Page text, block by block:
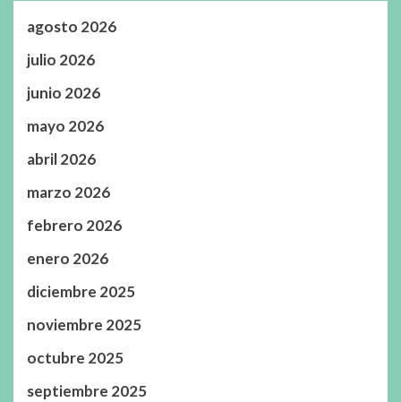
agosto 2026
julio 2026
junio 2026
mayo 2026
abril 2026
marzo 2026
febrero 2026
enero 2026
diciembre 2025
noviembre 2025
octubre 2025
septiembre 2025